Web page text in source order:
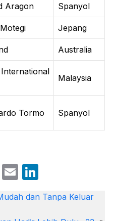
Aragon Spanyol
Jepang
Australia
Malaysia
Tormo Spanyol
T
E
ail k
dan Tanpa Keluar